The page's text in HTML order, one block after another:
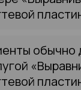
обычно